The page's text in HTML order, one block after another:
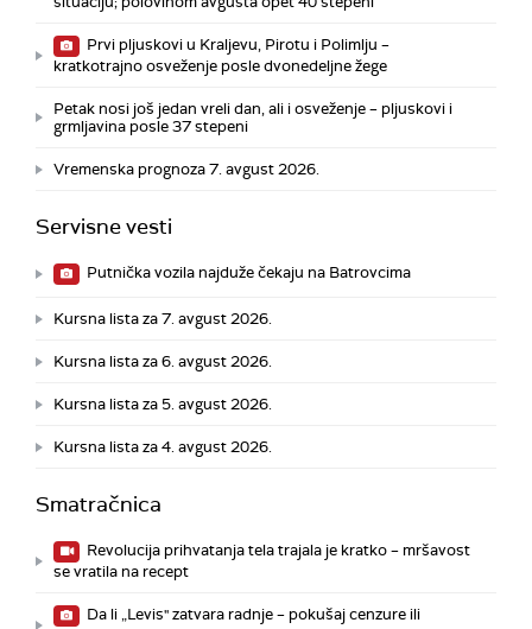
Prvi pljuskovi u Kraljevu, Pirotu i Polimlju –
kratkotrajno osveženje posle dvonedeljne žege
Petak nosi još jedan vreli dan, ali i osveženje – pljuskovi i
grmljavina posle 37 stepeni
Vremenska prognoza 7. avgust 2026.
Servisne vesti
Putnička vozila najduže čekaju na Batrovcima
Kursna lista za 7. avgust 2026.
Kursna lista za 6. avgust 2026.
Kursna lista za 5. avgust 2026.
Kursna lista za 4. avgust 2026.
Smatračnica
Revolucija prihvatanja tela trajala je kratko – mršavost
se vratila na recept
Da li „Levis" zatvara radnje – pokušaj cenzure ili